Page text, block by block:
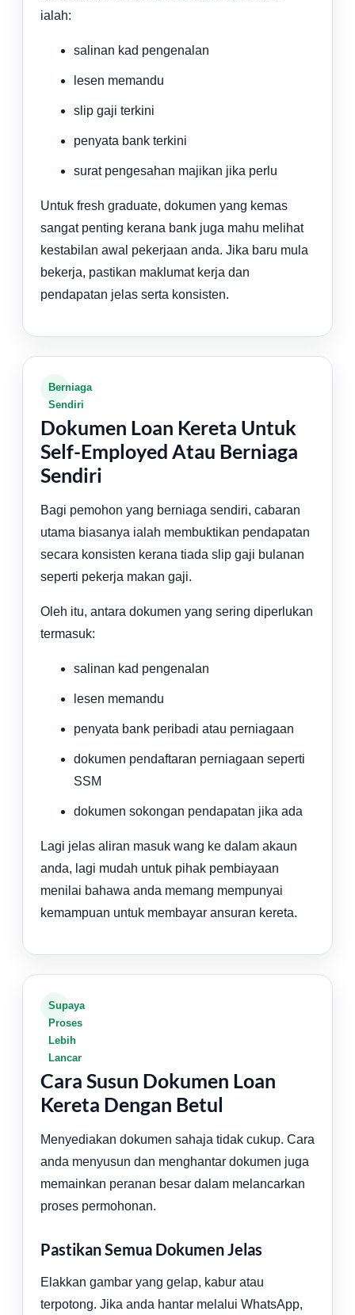
ialah:
salinan kad pengenalan
lesen memandu
slip gaji terkini
penyata bank terkini
surat pengesahan majikan jika perlu
Untuk fresh graduate, dokumen yang kemas
sangat penting kerana bank juga mahu melihat
kestabilan awal pekerjaan anda. Jika baru mula
bekerja, pastikan maklumat kerja dan
pendapatan jelas serta konsisten.
Berniaga
Sendiri
Dokumen Loan Kereta Untuk
Self-Employed Atau Berniaga
Sendiri
Bagi pemohon yang berniaga sendiri, cabaran
utama biasanya ialah membuktikan pendapatan
secara konsisten kerana tiada slip gaji bulanan
seperti pekerja makan gaji.
Oleh itu, antara dokumen yang sering diperlukan
termasuk:
salinan kad pengenalan
lesen memandu
penyata bank peribadi atau perniagaan
dokumen pendaftaran perniagaan seperti
SSM
dokumen sokongan pendapatan jika ada
Lagi jelas aliran masuk wang ke dalam akaun
anda, lagi mudah untuk pihak pembiayaan
menilai bahawa anda memang mempunyai
kemampuan untuk membayar ansuran kereta.
Supaya
Proses
Lebih
Lancar
Cara Susun Dokumen Loan
Kereta Dengan Betul
Menyediakan dokumen sahaja tidak cukup. Cara
anda menyusun dan menghantar dokumen juga
memainkan peranan besar dalam melancarkan
proses permohonan.
Pastikan Semua Dokumen Jelas
Elakkan gambar yang gelap, kabur atau
terpotong. Jika anda hantar melalui WhatsApp,